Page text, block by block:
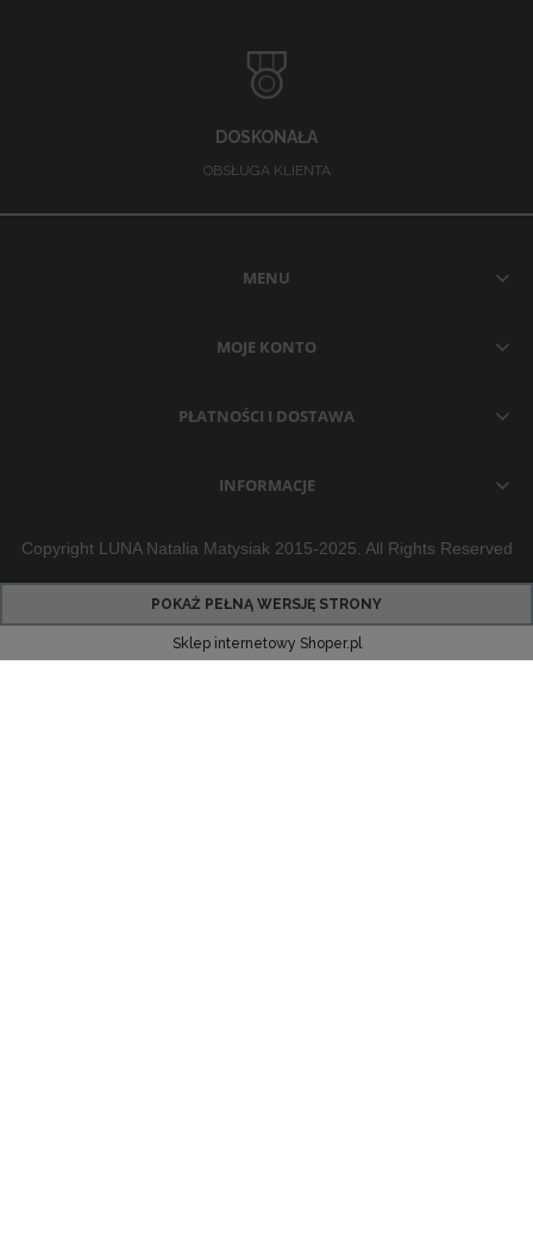
DOSKONAŁA
OBSŁUGA KLIENTA
MENU
MOJE KONTO
PŁATNOŚCI I DOSTAWA
INFORMACJE
Copyright LUNA Natalia Matysiak 2015-2025. All Rights Reserved
POKAŻ PEŁNĄ WERSJĘ STRONY
Sklep internetowy Shoper.pl